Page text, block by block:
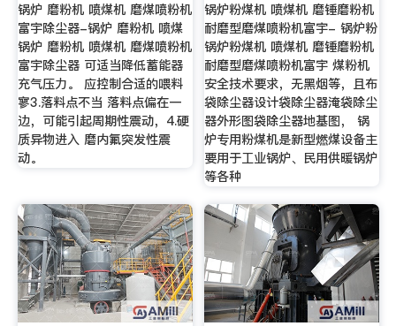
锅炉 磨粉机 喷煤机 磨煤喷粉机
富宇除尘器-锅炉 磨粉机 喷煤
锅炉 磨粉机 喷煤机 磨煤喷粉机
富宇除尘器 可适当降低蓄能器
充气压力。 应控制合适的喂料
寥3.落料点不当 落料点偏在一
边，可能引起周期性震动，4.硬
质异物进入 磨内氟突发性震
动。
锅炉粉煤机 喷煤机 磨锤磨粉机
耐磨型磨煤喷粉机富宇- 锅炉粉
锅炉粉煤机 喷煤机 磨锤磨粉机
耐磨型磨煤喷粉机富宇 煤粉机
安全技术要求，无黑烟等，且布
袋除尘器设计袋除尘器淹袋除尘
器外形图袋除尘器地基图， 锅
炉专用粉煤机是新型燃煤设备主
要用于工业锅炉、民用供暖锅炉
等各种